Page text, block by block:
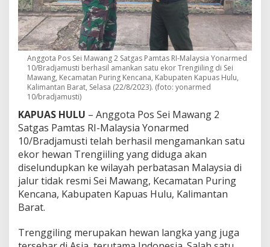
e
n
y
e
l
u
n
d
u
a
n
H
e
w
a
n
L
a
k
a
Anggota Pos Sei Mawang 2 Satgas Pamtas RI-Malaysia Yonarmed
10/Bradjamusti berhasil amankan satu ekor Trengiiling di Sei
Mawang, Kecamatan Puring Kencana, Kabupaten Kapuas Hulu,
Kalimantan Barat, Selasa (22/8/2023). (foto: yonarmed
10/bradjamusti)
KAPUAS HULU – Anggota Pos Sei Mawang 2
Satgas Pamtas RI-Malaysia Yonarmed
10/Bradjamusti telah berhasil mengamankan satu
ekor hewan Trengiiling yang diduga akan
diselundupkan ke wilayah perbatasan Malaysia di
jalur tidak resmi Sei Mawang, Kecamatan Puring
Kencana, Kabupaten Kapuas Hulu, Kalimantan
Barat.
Trenggiling merupakan hewan langka yang juga